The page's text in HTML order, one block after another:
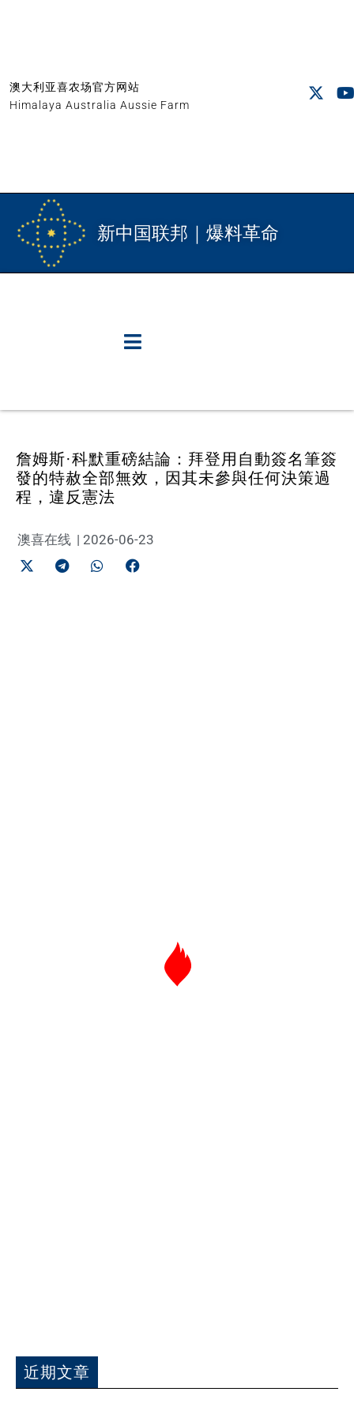
澳大利亚喜农场官方网站
Himalaya Australia Aussie Farm
新中国联邦｜爆料革命
詹姆斯·科默重磅結論：拜登用自動簽名筆簽
發的特赦全部無效，因其未參與任何決策過
程，違反憲法
澳喜在线 | 2026-06-23
近期文章